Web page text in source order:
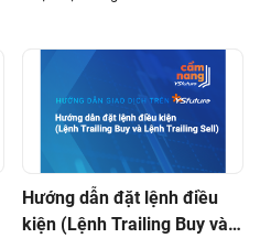
Hướng dẫn đặt lệnh điều
kiện (Lệnh Trailing Buy và